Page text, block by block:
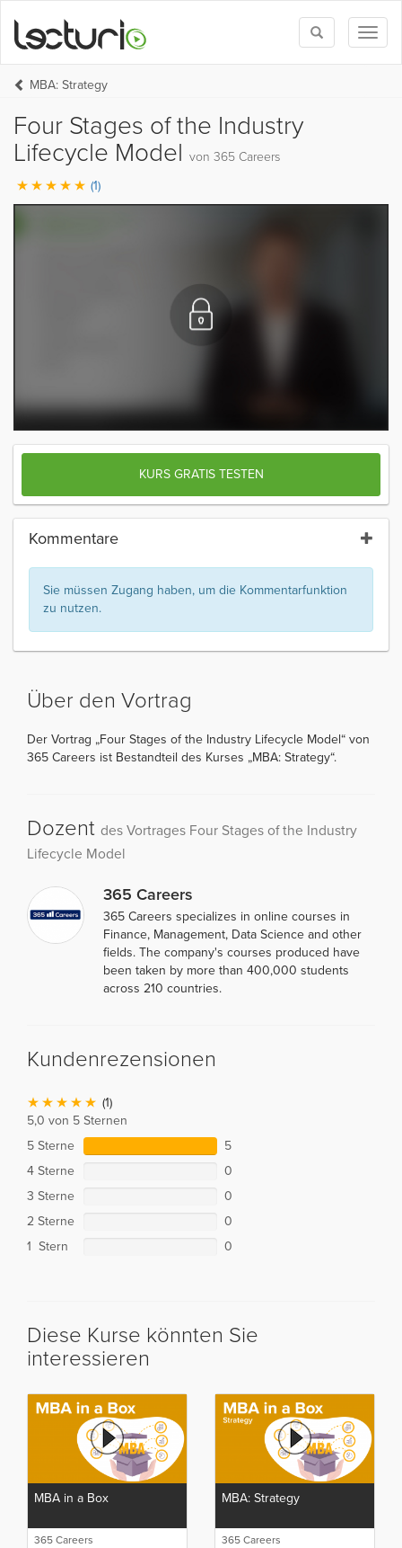
Toggle
search
MBA: Strategy
Four Stages of the Industry
Lifecycle Model von 365 Careers
(1)
KURS GRATIS TESTEN
Kommentare
Sie müssen Zugang haben, um die Kommentarfunktion
zu nutzen.
Über den Vortrag
Der Vortrag „Four Stages of the Industry Lifecycle Model“ von
365 Careers ist Bestandteil des Kurses „MBA: Strategy“.
Dozent des Vortrages Four Stages of the Industry
Lifecycle Model
365 Careers
365 Careers specializes in online courses in
Finance, Management, Data Science and other
fields. The company's courses produced have
been taken by more than 400,000 students
across 210 countries.
Kundenrezensionen
(1)
5,0 von 5 Sternen
5 Sterne
5
4 Sterne
0
3 Sterne
0
2 Sterne
0
1 Stern
0
Diese Kurse könnten Sie
interessieren
MBA in a Box
365 Careers
MBA: Strategy
365 Careers